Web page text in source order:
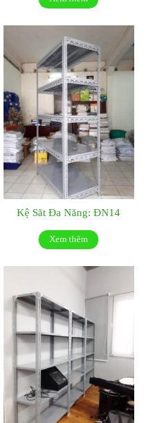
Kệ Săt Đa Năng: ĐN14
Xem thêm